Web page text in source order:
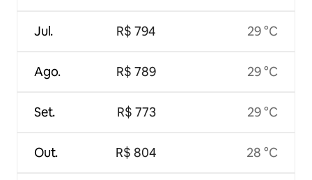
Jul.
Ago.
Set.
Out.
R$ 794
R$ 789
R$ 773
R$ 804
29 °C
29 °C
29 °C
28 °C